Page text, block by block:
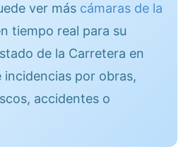
ver más cámaras de la
tiempo real para su
de la Carretera en
por obras,
accidentes o